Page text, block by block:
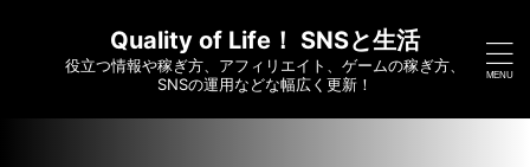
yumei.com/wp-content/themes/affinger/functions.php on
7910
Quality of Life！ SNSと生活
役立つ情報や稼ぎ方、アフィリエイト、ゲームの稼ぎ方、
SNSの運用などな幅広く更新！